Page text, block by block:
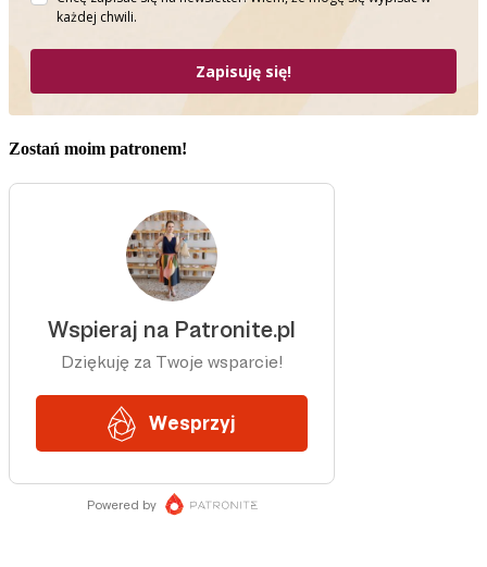
każdej chwili.
Zapisuję się!
Zostań moim patronem!